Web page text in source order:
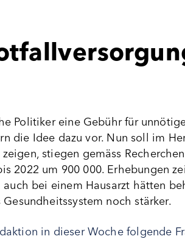
Politiker eine Gebühr für
die Idee dazu vor. Nun soll im
stiegen gemäss
2022 um 900 000. Erhebungen
bei einem Hausarzt hätten
noch stärker.
in dieser Woche folgende